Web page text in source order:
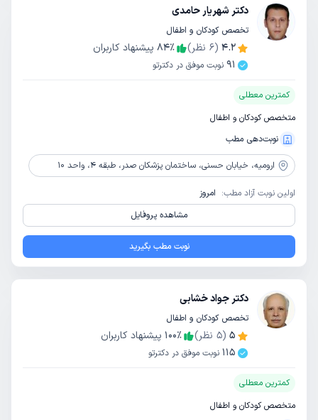
دکتر شهریار حامدی
تخصص کودکان و اطفال
4.2
(
6 نظر) 84٪
پیشنهاد کاربران
91 نوبت موفق در دکترتو
کمترین معطلی
متخصص کودکان و اطفال
نوبت‌دهی مطب
ارومیه، خیابان حسنی، ساختمان پزشکان صدر، طبقه 4، واحد 10
اولین نوبت آزاد مطب: امروز
مشاهده پروفایل
نوبت مطب بگیرید
دکتر جواد خشابی
تخصص کودکان و اطفال
5
(
5 نظر) 100٪
پیشنهاد کاربران
115 نوبت موفق در دکترتو
کمترین معطلی
متخصص کودکان و اطفال